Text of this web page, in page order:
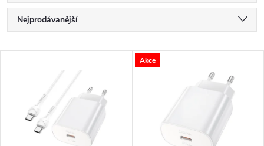
Ř
a
Nejprodávanější
Akce